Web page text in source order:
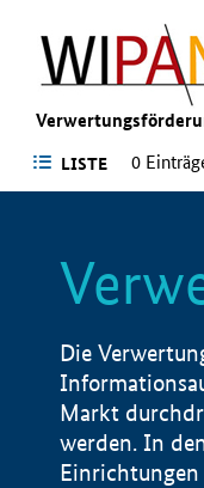
LISTE 0
Die
Markt
werden. In
Einrichtungen